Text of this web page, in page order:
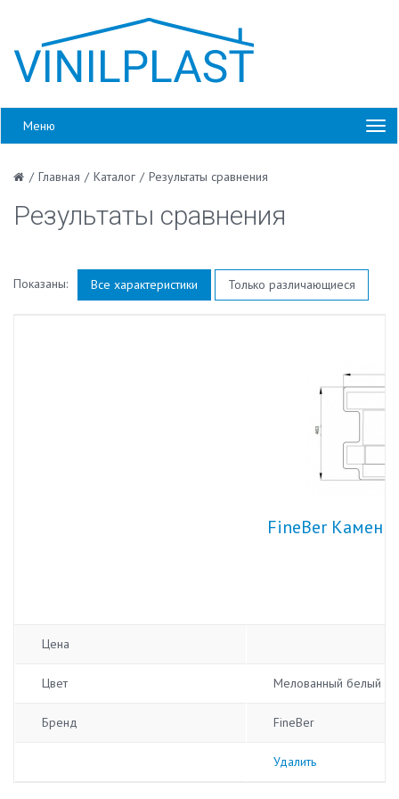
Меню
/ Главная / Каталог / Результаты сравнения
Результаты сравнения
Показаны: Все характеристики Только различающиеся
FineBer
Цена
Цвет Мелованный белый
Бренд FineBer
Удалить